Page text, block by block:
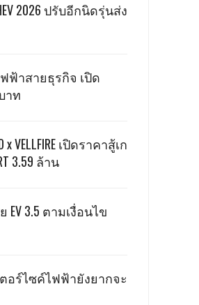
2026 ปรับอีกนิดรุ่นส่ง
ไฟฟ้าสายธุรกิจ เปิด
าท
x VELLFIRE เปิดราคาสู้เก
3.59 ล้าน
EV 3.5 ตามเงื่อนไข
อร์ไซค์ไฟฟ้ายังยากจะ